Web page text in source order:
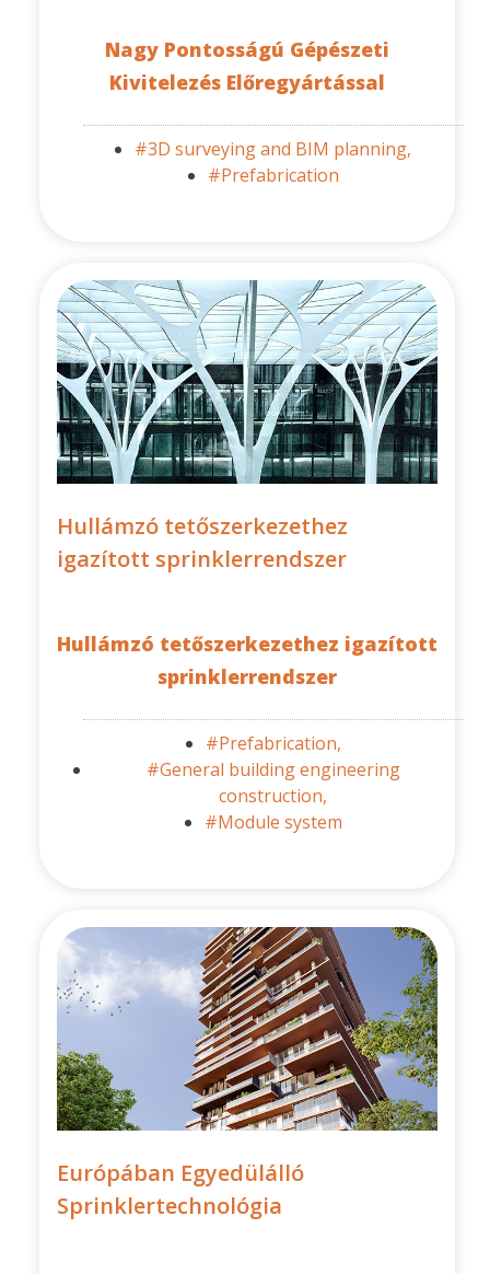
Nagy Pontosságú Gépészeti
Kivitelezés Előregyártással
#3D surveying and BIM planning,
#Prefabrication
Hullámzó tetőszerkezethez
igazított sprinklerrendszer
Hullámzó tetőszerkezethez igazított
sprinklerrendszer
#Prefabrication,
#General building engineering
construction,
#Module system
Európában Egyedülálló
Sprinklertechnológia